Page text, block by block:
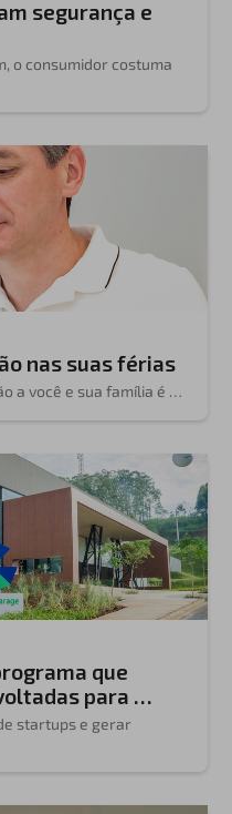
segurança e
o consumidor costuma
nas suas férias
a você e sua família é …
que
para …
startups e gerar